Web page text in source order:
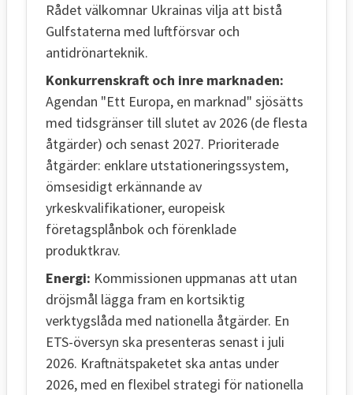
Rådet välkomnar Ukrainas vilja att bistå
Gulfstaterna med luftförsvar och
antidrönarteknik.
Konkurrenskraft och inre marknaden:
Agendan "Ett Europa, en marknad" sjösätts
med tidsgränser till slutet av 2026 (de flesta
åtgärder) och senast 2027. Prioriterade
åtgärder: enklare utstationeringssystem,
ömsesidigt erkännande av
yrkeskvalifikationer, europeisk
företagsplånbok och förenklade
produktkrav.
Energi: Kommissionen uppmanas att utan
dröjsmål lägga fram en kortsiktig
verktygslåda med nationella åtgärder. En
ETS-översyn ska presenteras senast i juli
2026. Kraftnätspaketet ska antas under
2026, med en flexibel strategi för nationella